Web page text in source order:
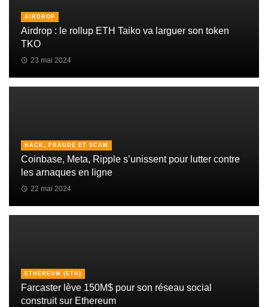
AIRDROP
Airdrop : le rollup ETH Taiko va larguer son token
TKO
23 mai 2024
HACK, FRAUDE ET SCAM
Coinbase, Meta, Ripple s’unissent pour lutter contre
les arnaques en ligne
22 mai 2024
ETHEREUM (ETH)
Farcaster lève 150M$ pour son réseau social
construit sur Ethereum